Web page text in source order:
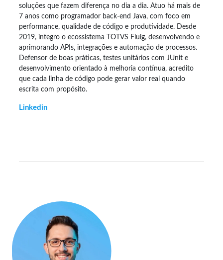
soluções que fazem diferença no dia a dia. Atuo há mais de
7 anos como programador back-end Java, com foco em
performance, qualidade de código e produtividade. Desde
2019, integro o ecossistema TOTVS Fluig, desenvolvendo e
aprimorando APIs, integrações e automação de processos.
Defensor de boas práticas, testes unitários com JUnit e
desenvolvimento orientado à melhoria contínua, acredito
que cada linha de código pode gerar valor real quando
escrita com propósito.
Linkedin